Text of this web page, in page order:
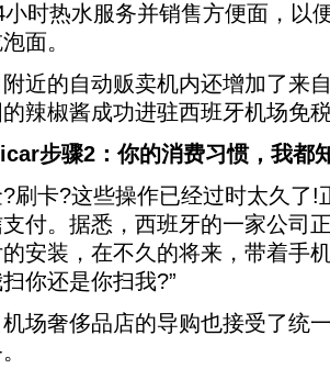
时热水服务并销售方便面，以
面。
的自动贩卖机内还增加了来
辣椒酱成功进驻西班牙机场免
步骤2：你的消费习惯，我都
卡?这些操作已经过时太久了!
付。据悉，西班牙的一家公司
安装，在不久的将来，带着手
你还是你扫我?”
奢侈品店的导购也接受了统